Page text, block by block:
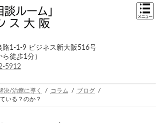
路1-1-9 ビジネス新大阪516号
徒歩1分）
5912
決/治癒に導く コラム
ブログ
いる？のか？